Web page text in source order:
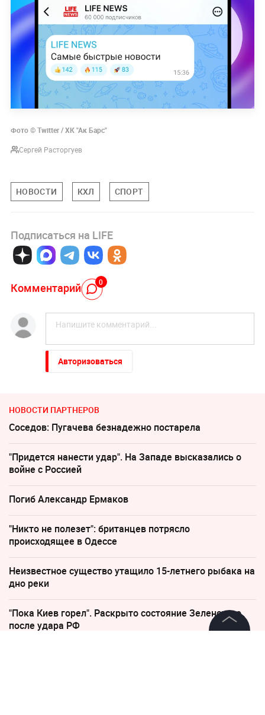
Фото © Twitter / ХК "Ак Барс"
Сергей Расторгуев
НОВОСТИ КХЛ СПОРТ
Подписаться на LIFE
Комментарий 0
Авторизоваться
НОВОСТИ ПАРТНЕРОВ
Соседов: Пугачева безнадежно постарела
"Придется нанести удар". На Западе высказались о
войне с Россией
Погиб Александр Ермаков
"Никто не полезет": британцев потрясло
происходящее в Одессе
Неизвестное существо утащило 15-летнего рыбака на
дно реки
"Пока Киев горел". Раскрыто состояние Зеленского
после удара РФ